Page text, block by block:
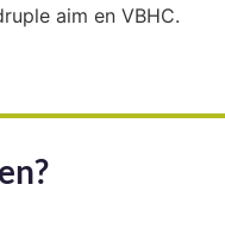
aim en VBHC.